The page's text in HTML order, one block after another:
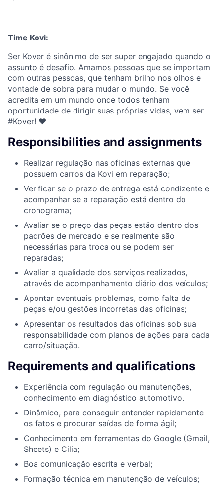
Time Kovi:
Ser Kover é sinônimo de ser super engajado quando o
assunto é desafio. Amamos pessoas que se importam
com outras pessoas, que tenham brilho nos olhos e
vontade de sobra para mudar o mundo. Se você
acredita em um mundo onde todos tenham
oportunidade de dirigir suas próprias vidas, vem ser
#Kover! ♥
Responsibilities and assignments
Realizar regulação nas oficinas externas que
possuem carros da Kovi em reparação;
Verificar se o prazo de entrega está condizente e
acompanhar se a reparação está dentro do
cronograma;
Avaliar se o preço das peças estão dentro dos
padrões de mercado e se realmente são
necessárias para troca ou se podem ser
reparadas;
Avaliar a qualidade dos serviços realizados,
através de acompanhamento diário dos veículos;
Apontar eventuais problemas, como falta de
peças e/ou gestões incorretas das oficinas;
Apresentar os resultados das oficinas sob sua
responsabilidade com planos de ações para cada
carro/situação.
Requirements and qualifications
Experiência com regulação ou manutenções,
conhecimento em diagnóstico automotivo.
Dinâmico, para conseguir entender rapidamente
os fatos e procurar saídas de forma ágil;
Conhecimento em ferramentas do Google (Gmail,
Sheets) e Cilia;
Boa comunicação escrita e verbal;
Formação técnica em manutenção de veículos;